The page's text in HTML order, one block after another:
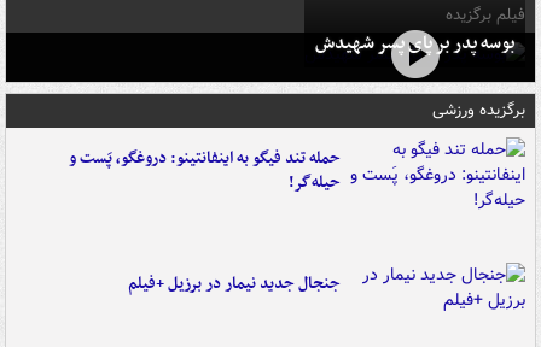
فیلم برگزیده
بوسه‌ پدر بر پای پسر شهیدش
برگزیده ورزشی
حمله تند فیگو به اینفانتینو: دروغگو، پَست‌ و
حیله‌گر!
جنجال جدید نیمار در برزیل +فیلم